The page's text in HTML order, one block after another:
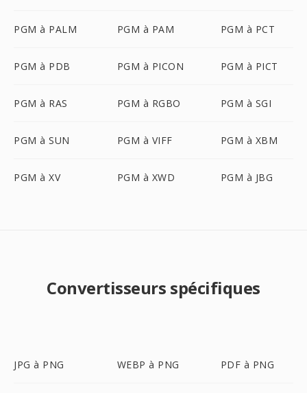
PGM à PALM PGM à PAM PGM à PCT
PGM à PDB PGM à PICON PGM à PICT
PGM à RAS PGM à RGBO PGM à SGI
PGM à SUN PGM à VIFF PGM à XBM
PGM à XV PGM à XWD PGM à JBG
Convertisseurs spécifiques
JPG à PNG WEBP à PNG PDF à PNG